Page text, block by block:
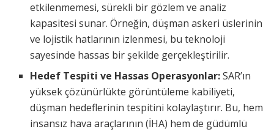
etkilenmemesi, sürekli bir gözlem ve analiz
kapasitesi sunar. Örneğin, düşman askeri üslerinin
ve lojistik hatlarının izlenmesi, bu teknoloji
sayesinde hassas bir şekilde gerçekleştirilir.
Hedef Tespiti ve Hassas Operasyonlar:SAR’ın
yüksek çözünürlükte görüntüleme kabiliyeti,
düşman hedeflerinin tespitini kolaylaştırır. Bu, hem
insansız hava araçlarının (İHA) hem de güdümlü